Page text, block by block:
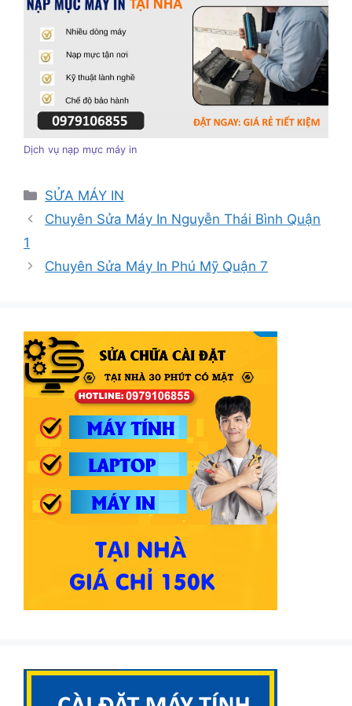
Dịch vụ nạp mực máy in
Danh
mục
SỬA MÁY IN
Chuyên Sửa Máy In Nguyễn Thái Bình Quận
1
Chuyên Sửa Máy In Phú Mỹ Quận 7